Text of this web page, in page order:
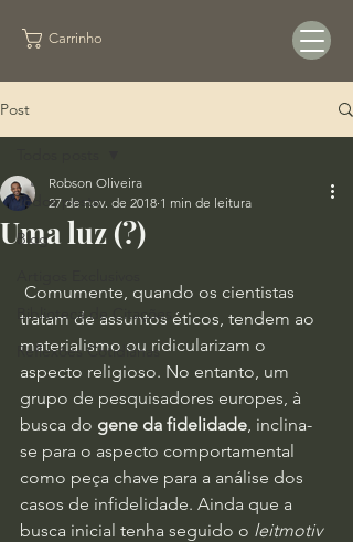
Carrinho
Post
Todos posts
Blog
Biblioteca de Citações
Reflexões Cotidianas
Uma luz (?)
Robson Oliveira
27 de nov. de 2018 1 min de leitura
tratam de assuntos éticos, tendem ao
materialismo ou ridicularizam o
aspecto religioso. No entanto, um
grupo de pesquisadores europes, à
busca do gene da fidelidade, inclina-
se para o aspecto comportamental
como peça chave para a análise dos
casos de infidelidade. Ainda que a
busca inicial tenha seguido o leitmotiv